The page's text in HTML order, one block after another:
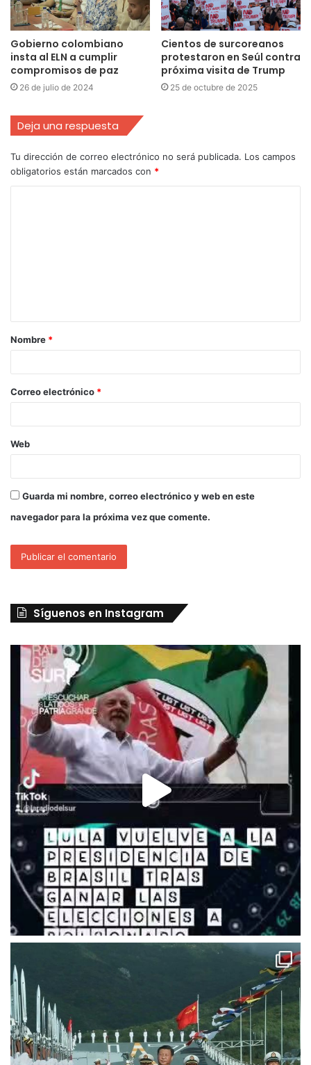
Gobierno colombiano
insta al ELN a cumplir
compromisos de paz
26 de julio de 2024
Cientos de surcoreanos
protestaron en Seúl contra
próxima visita de Trump
25 de octubre de 2025
Deja una respuesta
Tu dirección de correo electrónico no será publicada. Los campos
obligatorios están marcados con *
Nombre *
Correo electrónico *
Web
Guarda mi nombre, correo electrónico y web en este
navegador para la próxima vez que comente.
Síguenos en Instagram